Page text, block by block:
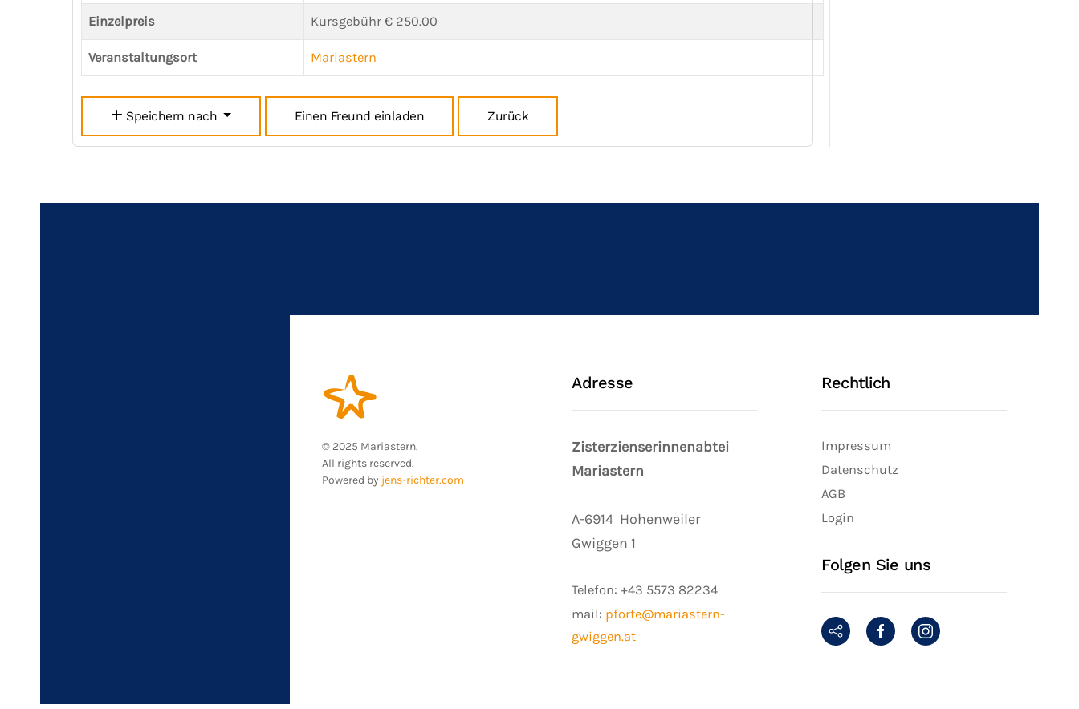
Einzelpreis Kursgebühr € 250.00
Veranstaltungsort Mariastern
Speichern nach Einen Freund einladen Zurück
© 2025 Mariastern.
All rights reserved.
Powered by jens-richter.com
Adresse
Zisterzienserinnenabtei
Mariastern
A-6914 Hohenweiler
Gwiggen 1
Telefon: +43 5573 82234
mail: pforte@mariastern-
gwiggen.at
Rechtlich
Impressum
Datenschutz
AGB
Login
Folgen Sie uns